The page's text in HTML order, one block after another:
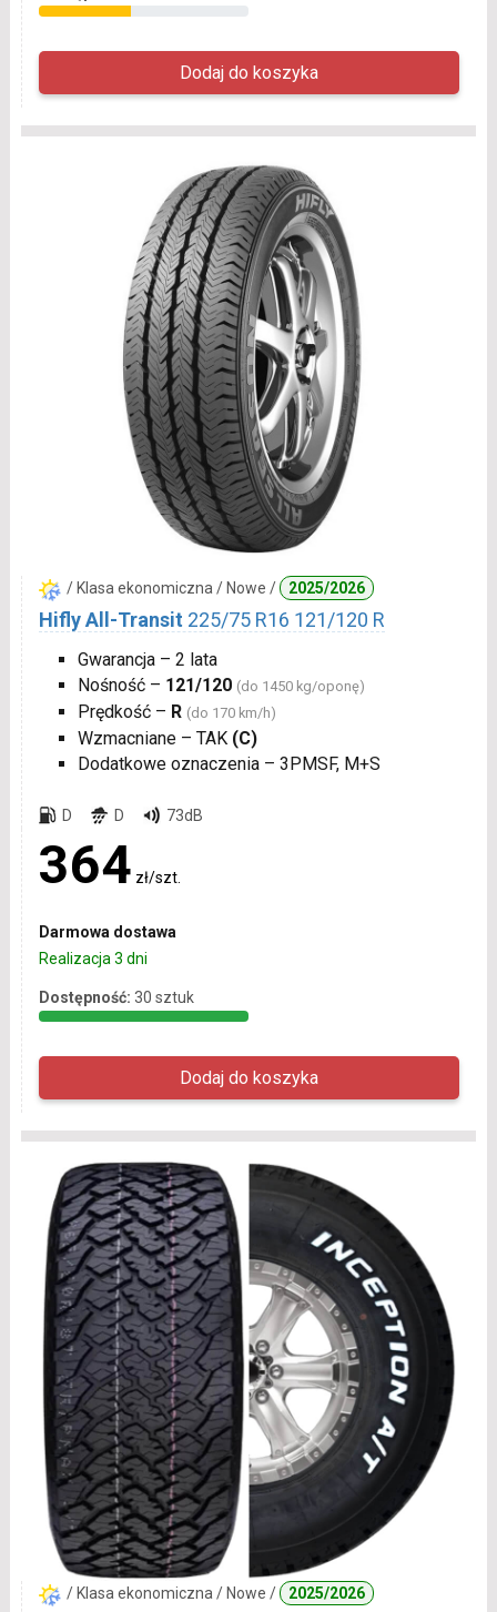
/ Klasa ekonomiczna / Nowe / 2025/2026
Hifly All-Transit 225/75 R16 121/120 R
Gwarancja – 2 lata
Nośność – 121/120 (do 1450 kg/oponę)
Prędkość – R (do 170 km/h)
Wzmacniane – TAK (C)
Dodatkowe oznaczenia – 3PMSF, M+S
D D 73dB
364 zł/szt.
Darmowa dostawa
Realizacja 3 dni
Dostępność: 30 sztuk
/ Klasa ekonomiczna / Nowe / 2025/2026